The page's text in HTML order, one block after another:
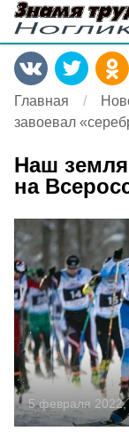
Главная
завоевал
Наш
на
5 февраля 2022,